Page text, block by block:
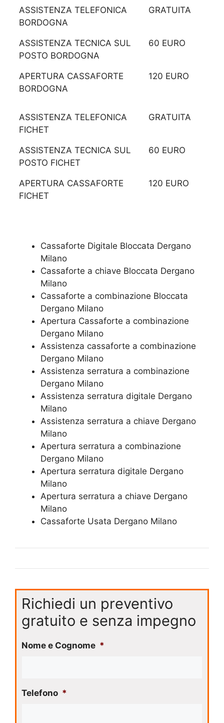
ASSISTENZA TELEFONICA
BORDOGNA
GRATUITA
ASSISTENZA TECNICA SUL
POSTO BORDOGNA
60 EURO
APERTURA CASSAFORTE
BORDOGNA
120 EURO
ASSISTENZA TELEFONICA
FICHET
GRATUITA
ASSISTENZA TECNICA SUL
POSTO FICHET
60 EURO
APERTURA CASSAFORTE
FICHET
120 EURO
Cassaforte Digitale Bloccata Dergano
Milano
Cassaforte a chiave Bloccata Dergano
Milano
Cassaforte a combinazione Bloccata
Dergano Milano
​Apertura Cassaforte a combinazione
Dergano Milano
Assistenza cassaforte a combinazione
Dergano Milano
​Assistenza serratura​ ​a combinazione
Dergano Milano
Assistenza serratura ​digitale Dergano
Milano
Assistenza serratura ​a chiave Dergano
Milano
​Apertura serratura​ ​a combinazione
Dergano Milano
Apertura serratura​ ​digitale Dergano
Milano
​Apertura serratura​ ​a chiave Dergano
Milano
​Cassaforte Usata Dergano Milano
Richiedi un preventivo
gratuito e senza impegno
Nome e Cognome *
Telefono *